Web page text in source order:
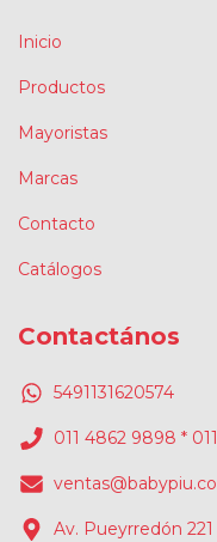
Inicio
Productos
Mayoristas
Marcas
Contacto
Catálogos
Contactános
5491131620574
011 4862 9898 *
Av. Pueyrredón 221